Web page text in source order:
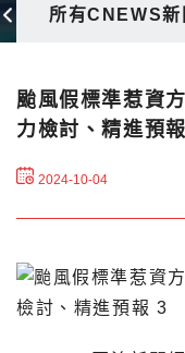
所有CNEWS新
颱風假標準惹資
力檢討、精進預報
2024-10-04